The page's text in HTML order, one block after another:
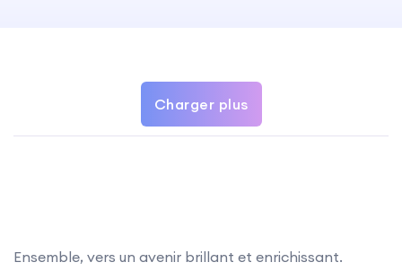
Charger plus
Ensemble, vers un avenir brillant et enrichissant.